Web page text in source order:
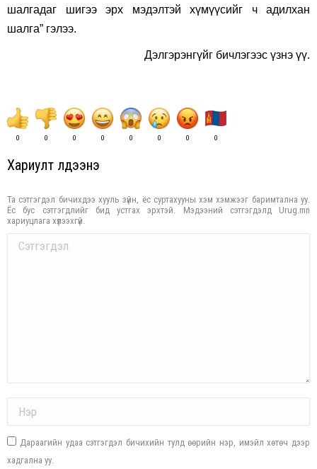
шалгадаг шигээ эрх мэдэлтэй хүмүүсийг ч адилхан
шалга” гэлээ.
Дэлгэрэнгүйг бичлэгээс үзнэ үү.
0 0 0 0 0 0 0 0
Хариулт үлдээнэ үү
Та сэтгэгдэл бичихдээ хууль зүйн, ёс суртахууны хэм хэмжээг баримтална уу.
Ёс бус сэтгэгдлийг бид устгах эрхтэй. Мэдээний сэтгэгдэлд Urug.mn
хариуцлага хүлээхгүй.
Comment
Дараагийн удаа сэтгэгдэл бичихийн тулд өөрийн нэр, имэйл хөтөч дээр
хадгална уу.